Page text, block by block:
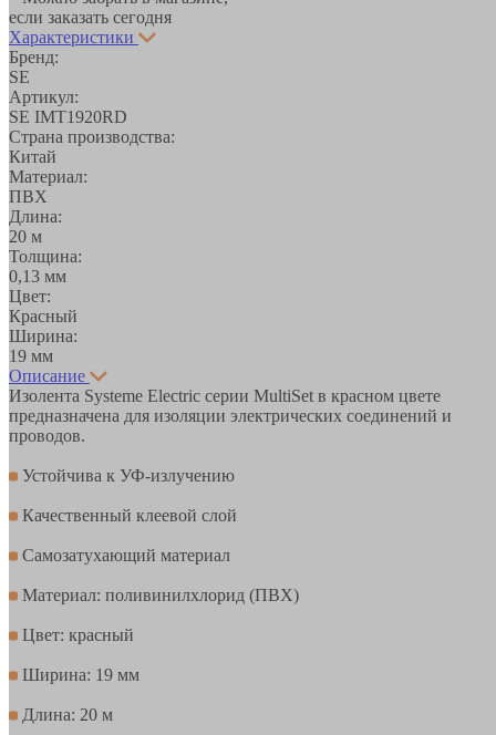
если заказать сегодня
Характеристики
Бренд:
SE
Артикул:
SE IMT1920RD
Страна производства:
Китай
Материал:
ПВХ
Длина:
20 м
Толщина:
0,13 мм
Цвет:
Красный
Ширина:
19 мм
Описание
Изолента Systeme Electric серии MultiSet в красном цвете
предназначена для изоляции электрических соединений и
проводов.
Устойчива к УФ-излучению
Качественный клеевой слой
Самозатухающий материал
Материал: поливинилхлорид (ПВХ)
Цвет: красный
Ширина: 19 мм
Длина: 20 м